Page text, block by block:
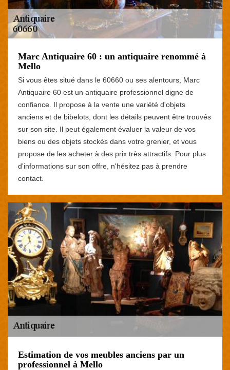
Marc Antiquaire 60 : un antiquaire renommé à
Mello
Si vous êtes situé dans le 60660 ou ses alentours, Marc
Antiquaire 60 est un antiquaire professionnel digne de
confiance. Il propose à la vente une variété d'objets
anciens et de bibelots, dont les détails peuvent être trouvés
sur son site. Il peut également évaluer la valeur de vos
biens ou des objets stockés dans votre grenier, et vous
propose de les acheter à des prix très attractifs. Pour plus
d'informations sur son offre, n'hésitez pas à prendre
contact.
Estimation de vos meubles anciens par un
professionnel à Mello